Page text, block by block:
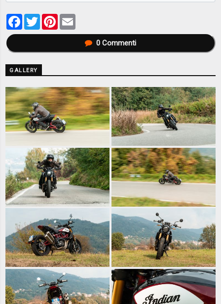
Facebook
TwitterPinterest
0Commenti
GALLERY